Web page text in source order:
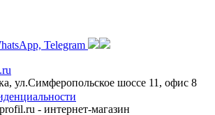
Telegram
ул.Симферопольское шоссе 11, офис 8
- интернет-магазин